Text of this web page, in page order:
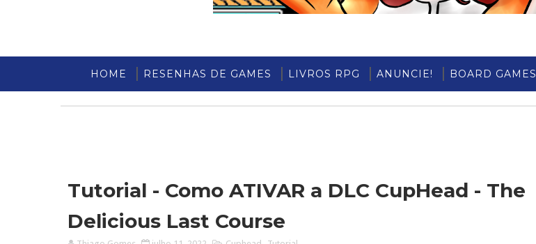
HOME RESENHAS DE GAMES LIVROS RPG ANUNCIE! BOARD GAMES
Tutorial - Como ATIVAR a DLC CupHead - The
Delicious Last Course